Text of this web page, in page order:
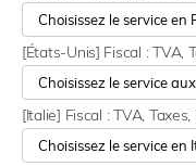
[États-Unis] Fiscal : TVA,
[Italie] Fiscal : TVA,